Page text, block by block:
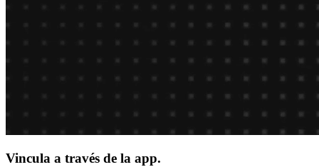
Vincula a través de la app.